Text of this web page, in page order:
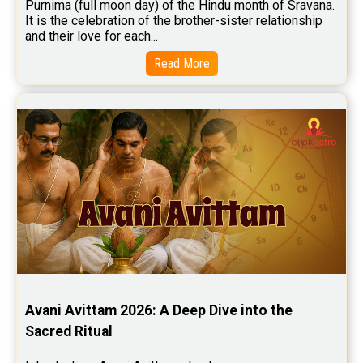
Baby Names Reviews
Free Chinese Horoscope Reviews
Free Chinese Compatibility Reviews
Free Feng Shui Reviews
Free Panchanga Predictions Reviews
Astrology Consultancy Reviews
Free Janam Kundali Reviews
Free Astrology Reviews
Free Tamil Jathagam Reviews
Purnima (full moon day) of the Hindu month of Sravana.
It is the celebration of the brother-sister relationship
and their love for each...
Read More
Avani Avittam 2026: A Deep Dive into the
Sacred Ritual